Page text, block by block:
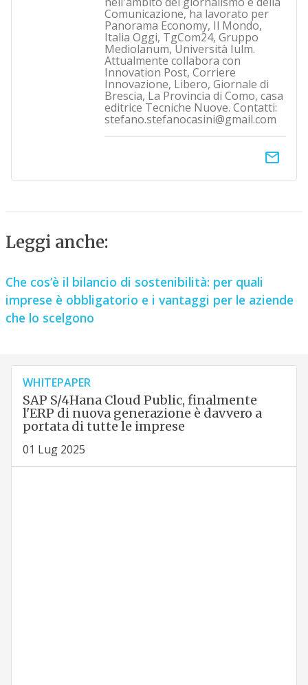
Comunicazione, ha lavorato per
Panorama Economy, Il Mondo,
Italia Oggi, TgCom24, Gruppo
Mediolanum, Università Iulm.
Attualmente collabora con
Innovation Post, Corriere
Innovazione, Libero, Giornale di
Brescia, La Provincia di Como, casa
editrice Tecniche Nuove. Contatti:
stefano.stefanocasini@gmail.com
email
Leggi anche:
Che cos’è il bilancio di sostenibilità: per quali
imprese è obbligatorio e i vantaggi per le aziende
che lo scelgono
WHITEPAPER
SAP S/4Hana Cloud Public, finalmente
l'ERP di nuova generazione è davvero a
portata di tutte le imprese
01 Lug 2025